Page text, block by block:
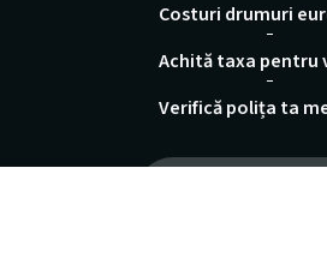
Costuri drumuri
Achită taxa pentru
Verifică polița ta